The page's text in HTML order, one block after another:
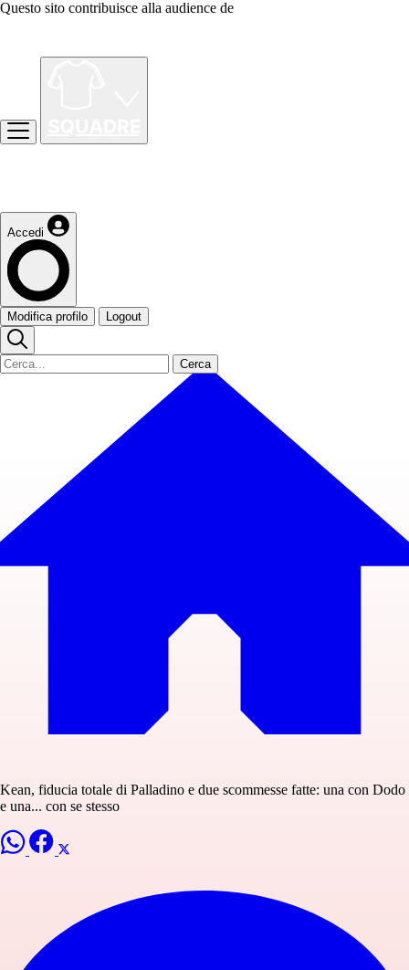
Questo sito contribuisce alla audience de
Accedi
Modifica profilo Logout
Cerca
Kean, fiducia totale di Palladino e due scommesse fatte: una con Dodo
e una... con se stesso